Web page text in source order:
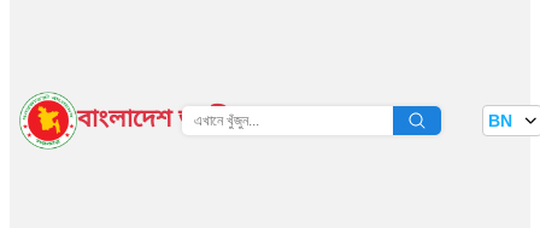
বাংলাদেশ জাতীয় তথ্য বাতায়ন BN